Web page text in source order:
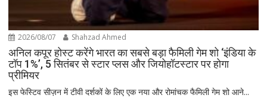
2026/08/07 Shahzad Ahmed
अनिल कपूर होस्ट करेंगे भारत का सबसे बड़ा फैमिली गेम शो ‘इंडिया के
टॉप 1%’, 5 सितंबर से स्टार प्लस और जियोहॉटस्टार पर होगा
प्रीमियर
इस फेस्टिव सीज़न में टीवी दर्शकों के लिए एक नया और रोमांचक फैमिली गेम शो आने...